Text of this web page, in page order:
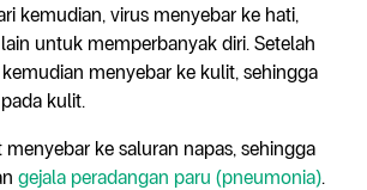
kemudian, virus menyebar ke hati,
untuk memperbanyak diri. Setelah
menyebar ke kulit, sehingga
kulit.
ke saluran napas, sehingga
gejala peradangan paru (pneumonia).